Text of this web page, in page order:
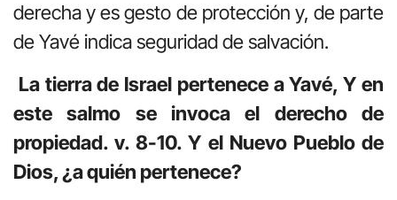
derecha y es gesto de protección y, de parte
de Yavé indica seguridad de salvación.
La tierra de Israel pertenece a Yavé, Y en
este salmo se invoca el derecho de
propiedad. v. 8-10. Y el Nuevo Pueblo de
Dios, ¿a quién pertenece?